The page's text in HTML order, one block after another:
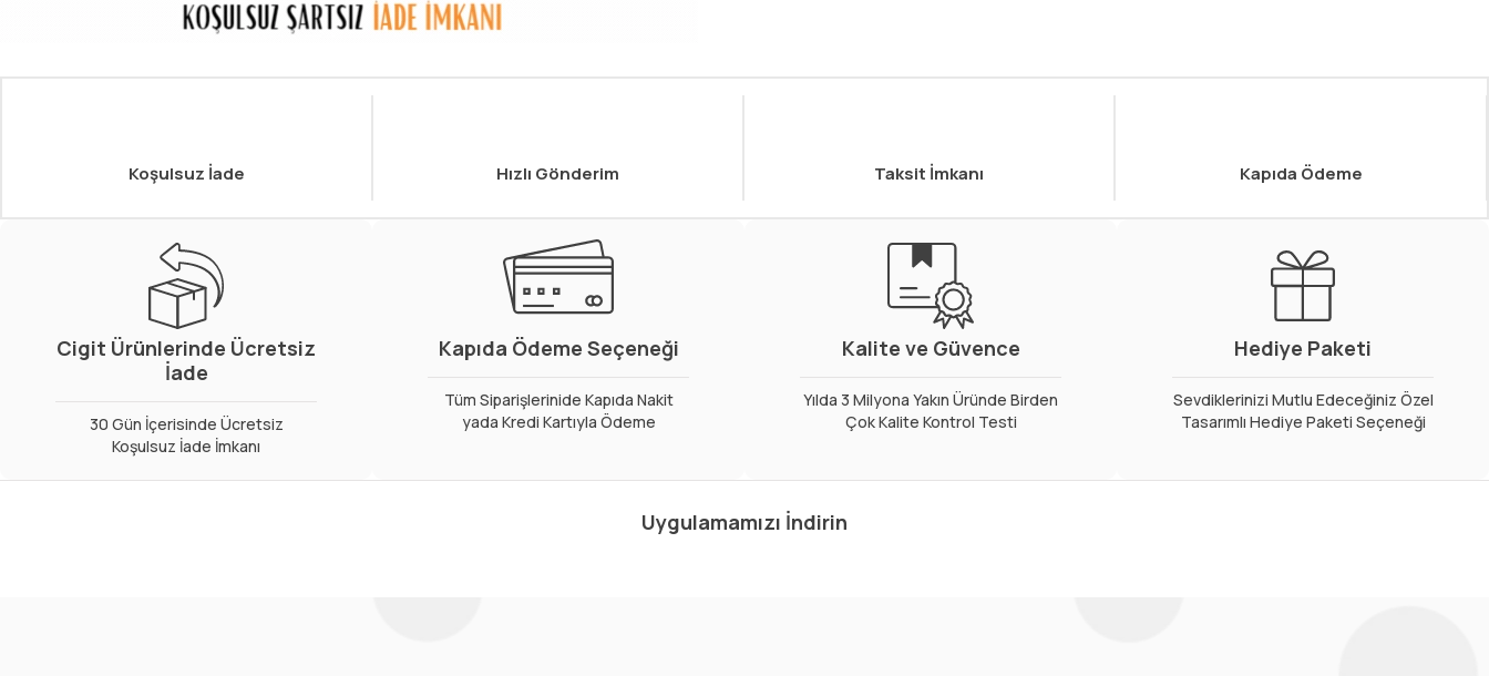
Koşulsuz İade Hızlı Gönderim Taksit İmkanı Kapıda Ödeme
Cigit Ürünlerinde Ücretsiz
İade
30 Gün İçerisinde Ücretsiz
Koşulsuz İade İmkanı
Kapıda Ödeme Seçeneği
Tüm Siparişlerinide Kapıda Nakit
yada Kredi Kartıyla Ödeme
Kalite ve Güvence
Yılda 3 Milyona Yakın Üründe Birden
Çok Kalite Kontrol Testi
Hediye Paketi
Sevdiklerinizi Mutlu Edeceğiniz Özel
Tasarımlı Hediye Paketi Seçeneği
Uygulamamızı İndirin